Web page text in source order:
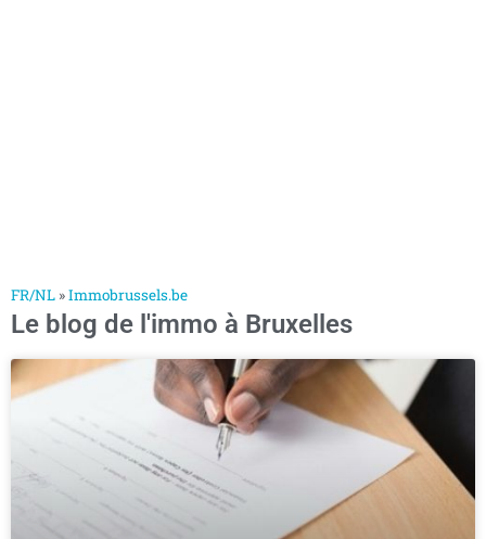
FR/NL »Immobrussels.be
Le blog de l'immo à Bruxelles